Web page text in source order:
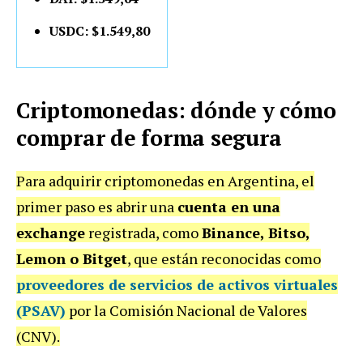
USDC: $1.549,80
Criptomonedas: dónde y cómo
comprar de forma segura
Para adquirir criptomonedas en Argentina, el
primer paso es abrir una cuenta en una
exchange registrada, comoBinance, Bitso,
Lemon o Bitget, que están reconocidas como
proveedores de servicios de activos virtuales
(PSAV) por la Comisión Nacional de Valores
(CNV).